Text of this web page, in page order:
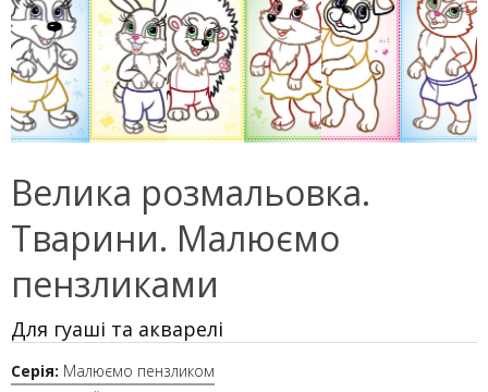
Велика розмальовка.
Тварини. Малюємо
пензликами
Для гуаші та акварелі
Серія: Малюємо пензликом